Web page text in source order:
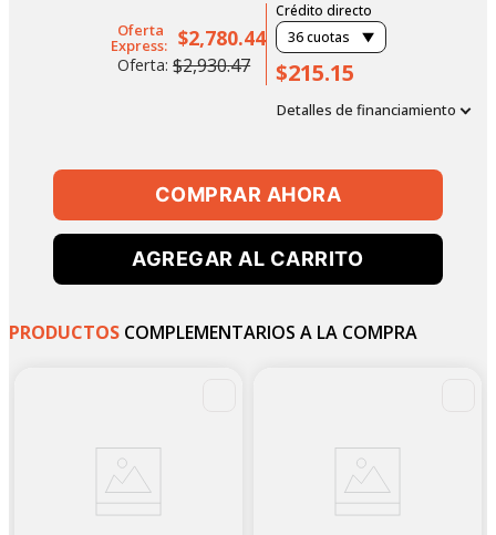
Oferta
Express: $2,780.44
Oferta:$2,930.47
Crédito directo
36cuotas
$215.15
Detalles de financiamiento
COMPRAR AHORA
AGREGAR AL CARRITO
PRODUCTOS COMPLEMENTARIOS A LA COMPRA